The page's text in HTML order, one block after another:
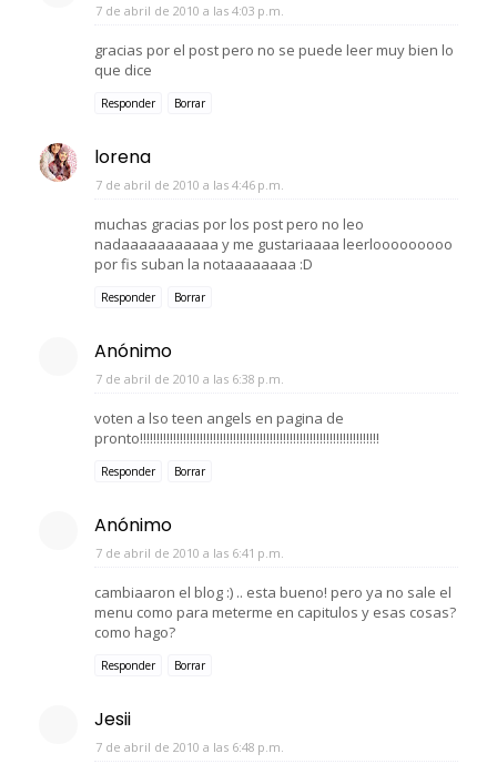
7 de abril de 2010 a las 4:03 p.m.
gracias por el post pero no se puede leer muy bien lo
que dice
Responder Borrar
lorena
7 de abril de 2010 a las 4:46 p.m.
muchas gracias por los post pero no leo
nadaaaaaaaaaaa y me gustariaaaa leerlooooooooo
por fis suban la notaaaaaaaa :D
Responder Borrar
Anónimo
7 de abril de 2010 a las 6:38 p.m.
voten a lso teen angels en pagina de
pronto!!!!!!!!!!!!!!!!!!!!!!!!!!!!!!!!!!!!!!!!!!!!!!!!!!!!!!!!!!!!!!!!!!!!!!!!
Responder Borrar
Anónimo
7 de abril de 2010 a las 6:41 p.m.
cambiaaron el blog :) .. esta bueno! pero ya no sale el
menu como para meterme en capitulos y esas cosas?
como hago?
Responder Borrar
Jesii
7 de abril de 2010 a las 6:48 p.m.